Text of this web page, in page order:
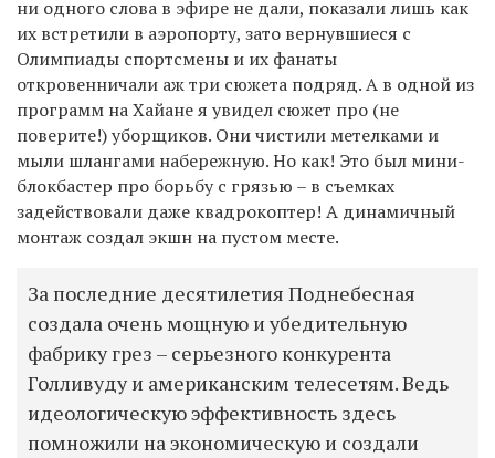
ни одного слова в эфире не дали, показали лишь как
их встретили в аэропорту, зато вернувшиеся с
Олимпиады спортсмены и их фанаты
откровенничали аж три сюжета подряд. А в одной из
программ на Хайане я увидел сюжет про (не
поверите!) уборщиков. Они чистили метелками и
мыли шлангами набережную. Но как! Это был мини-
блокбастер про борьбу с грязью – в съемках
задействовали даже квадрокоптер! А динамичный
монтаж создал экшн на пустом месте.
За последние десятилетия Поднебесная
создала очень мощную и убедительную
фабрику грез – серьезного конкурента
Голливуду и американским телесетям. Ведь
идеологическую эффективность здесь
помножили на экономическую и создали